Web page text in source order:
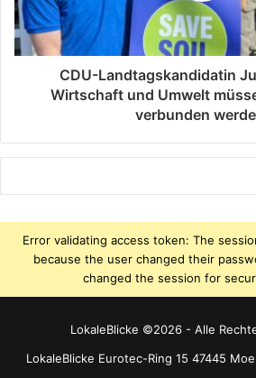
CDU-Landtagskandidatin
Wirtschaft und Umwelt
verbunden
Error validating access token: The
because the user changed their
changed the session for
LokaleBlicke ©2026 - Alle
LokaleBlicke Eurotec-Ring 15 47445